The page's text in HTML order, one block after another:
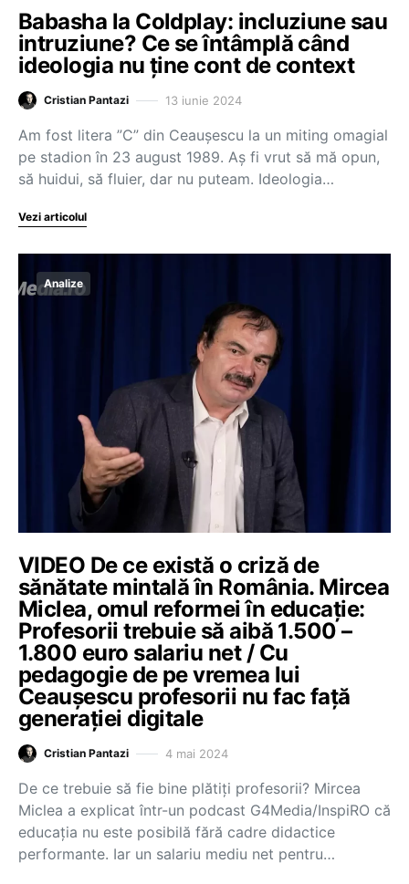
Babasha la Coldplay: incluziune sau
intruziune? Ce se întâmplă când
ideologia nu ține cont de context
Cristian Pantazi 13 iunie 2024
Am fost litera ”C” din Ceaușescu la un miting omagial
pe stadion în 23 august 1989. Aș fi vrut să mă opun,
să huidui, să fluier, dar nu puteam. Ideologia…
Vezi articolul
Analize
VIDEO De ce există o criză de
sănătate mintală în România. Mircea
Miclea, omul reformei în educație:
Profesorii trebuie să aibă 1.500 –
1.800 euro salariu net / Cu
pedagogie de pe vremea lui
Ceaușescu profesorii nu fac față
generației digitale
Cristian Pantazi 4 mai 2024
De ce trebuie să fie bine plătiți profesorii? Mircea
Miclea a explicat într-un podcast G4Media/InspiRO că
educația nu este posibilă fără cadre didactice
performante. Iar un salariu mediu net pentru…